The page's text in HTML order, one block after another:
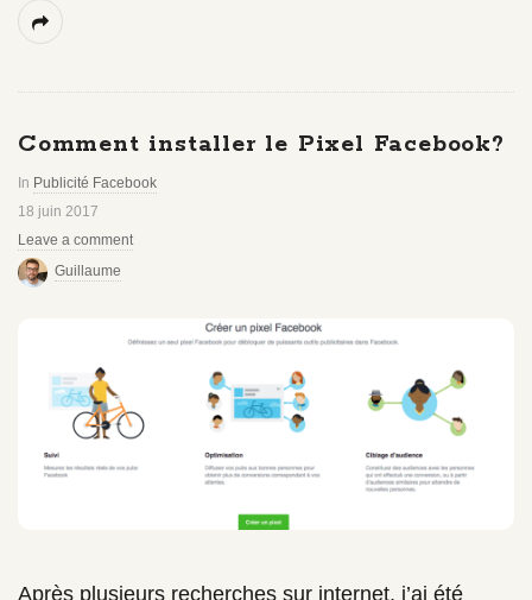
Comment installer le Pixel Facebook?
In Publicité Facebook
18 juin 2017
Leave a comment
Guillaume
Après plusieurs recherches sur internet, j’ai été